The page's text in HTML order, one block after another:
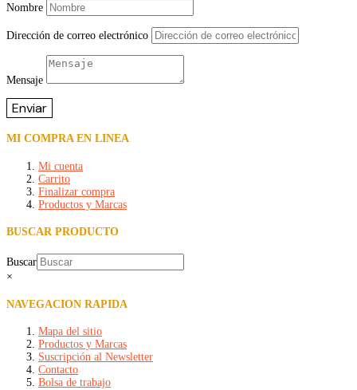
Nombre
Dirección de correo electrónico
Mensaje
Enviar
MI COMPRA EN LINEA
Mi cuenta
Carrito
Finalizar compra
Productos y Marcas
BUSCAR PRODUCTO
Buscar
×
NAVEGACION RAPIDA
Mapa del sitio
Productos y Marcas
Suscripción al Newsletter
Contacto
Bolsa de trabajo